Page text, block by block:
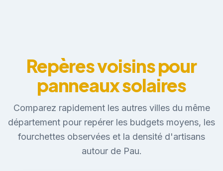
Repères voisins pour
panneaux solaires
Comparez rapidement les autres villes du même
département pour repérer les budgets moyens, les
fourchettes observées et la densité d'artisans
autour de Pau.